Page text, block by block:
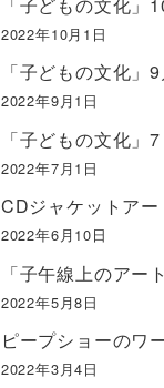
2022年10月1日
「子どもの文化」
2022年9月1日
「子どもの文化」
2022年7月1日
CDジャケットアー
2022年6月10日
「子午線上のアー
2022年5月8日
ピープショーのワ
2022年3月4日